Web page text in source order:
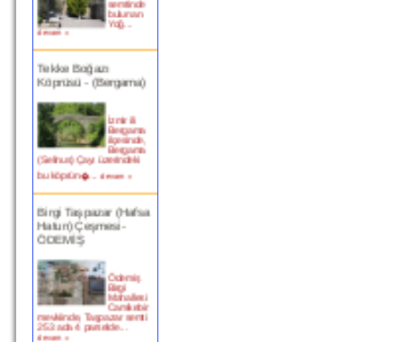
bulunan
Yoğ...
devam »
Köprüsü - (Bergama)
Bergama
ilçesinde,
Bergama
(Selinus) Çayı üzerindeki
bu köprün�...
devam »
Hatun) Çeşmesi-
ÖDEMİŞ
Birgi
Mahallesi
Camikebir
mevkiinde, Taşpazar semti
253 ada 4 parselde...
devam »